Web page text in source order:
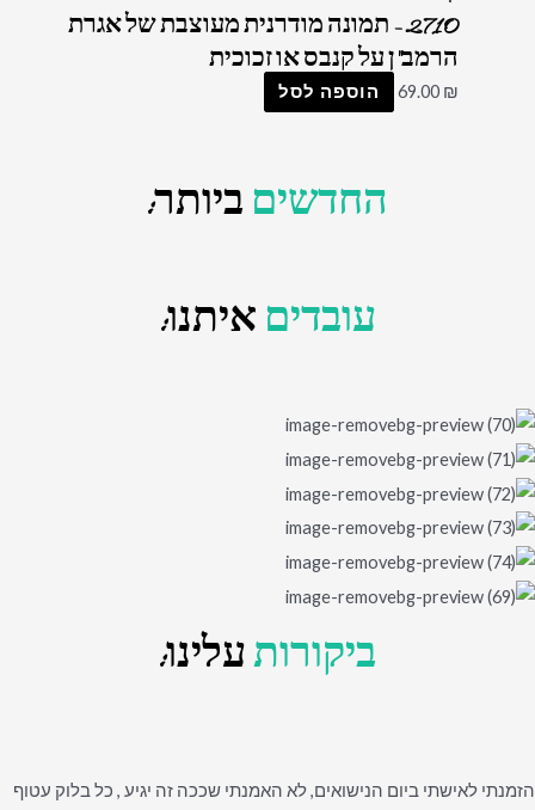
2710 – תמונה מודרנית מעוצבת של אגרת
הרמב"ן על קנבס או זכוכית
69.00 ₪ הוספה לסל
החדשיםביותר:
עובדיםאיתנו:
ביקורותעלינו:
הזמנתי לאישתי ביום הנישואים, לא האמנתי שככה זה יגיע , כל בלוק עטוף